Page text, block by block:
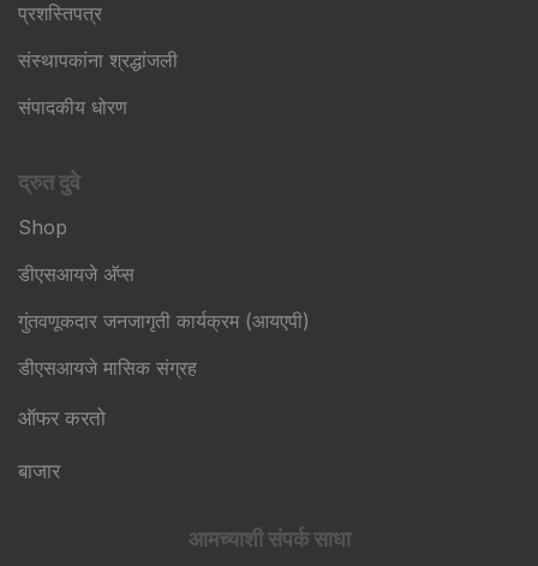
प्रशस्तिपत्र
संस्थापकांना श्रद्धांजली
संपादकीय धोरण
द्रुत दुवे
Shop
डीएसआयजे अ‍ॅप्स
गुंतवणूकदार जनजागृती कार्यक्रम (आयएपी)
डीएसआयजे मासिक संग्रह
ऑफर करतो
बाजार
आमच्याशी संपर्क साधा​